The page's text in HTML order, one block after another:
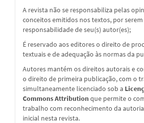
A revista não se responsabiliza pelas
conceitos emitidos nos textos, por
responsabilidade de seu(s) autor(es);
É reservado aos editores o direito de
textuais e de adequação às normas da
Autores mantém os direitos autorais e
o direito de primeira publicação, com o
simultaneamente licenciado sob a
Commons Attributionque permite o
trabalho com reconhecimento da
inicial nesta revista.